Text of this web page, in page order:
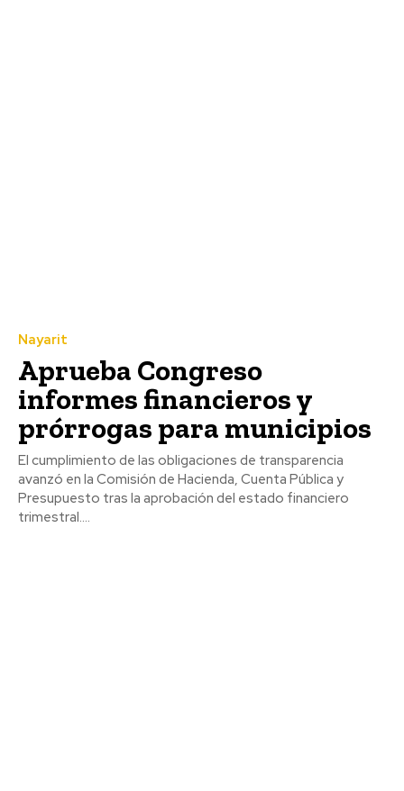
Nayarit
Aprueba Congreso
informes financieros y
prórrogas para municipios
El cumplimiento de las obligaciones de transparencia
avanzó en la Comisión de Hacienda, Cuenta Pública y
Presupuesto tras la aprobación del estado financiero
trimestral....